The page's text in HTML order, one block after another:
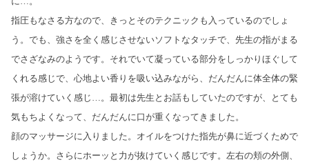
指圧もなさる方なので、きっとそのテクニックも入っているのでしょ
う。でも、強さを全く感じさせないソフトなタッチで、先生の指がまる
でさざなみのようです。それでいて凝っている部分をしっかりほぐして
くれる感じで、心地よい香りを吸い込みながら、だんだんに体全体の緊
張が溶けていく感じ…。最初は先生とお話もしていたのですが、とても
気もちよくなって、だんだんに口が重くなってきました。
顔のマッサージに入りました。オイルをつけた指先が鼻に近づくためで
しょうか。さらにホーッと力が抜けていく感じです。左右の頬の外側、